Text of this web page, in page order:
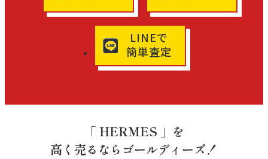
LINEで
簡単査定
「 HERMES 」を
高く売るならゴールディーズ！